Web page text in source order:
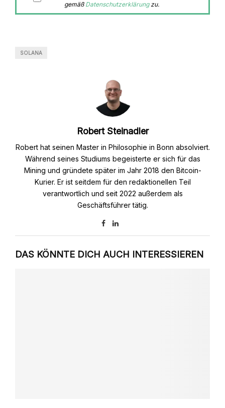
gemäß Datenschutzerklärungzu.
SOLANA
Robert Steinadler
Robert hat seinen Master in Philosophie in Bonn absolviert.
Während seines Studiums begeisterte er sich für das
Mining und gründete später im Jahr 2018 den Bitcoin-
Kurier. Er ist seitdem für den redaktionellen Teil
verantwortlich und seit 2022 außerdem als
Geschäftsführer tätig.
DAS KÖNNTE DICH AUCH INTERESSIEREN